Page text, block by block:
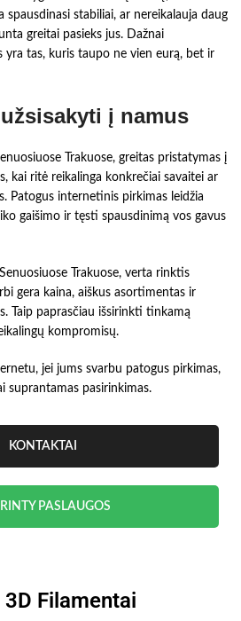
spausdinasi stabiliai, ar nereikalauja daug
greitai pasieks jus. Dažnai
yra tas, kuris taupo ne vien eurą, bet ir
į namus
Trakuose, greitas pristatymas į
kai ritė reikalinga konkrečiai savaitei ar
Patogus internetinis pirkimas leidžia
gaišimo ir tęsti spausdinimą vos gavus
Trakuose, verta rinktis
gera kaina, aiškus asortimentas ir
Taip paprasčiau išsirinkti tinkamą
kompromisų.
jei jums svarbu patogus pirkimas,
suprantamas pasirinkimas.
KONTAKTAI
PASLAUGOS
3D Filamentai